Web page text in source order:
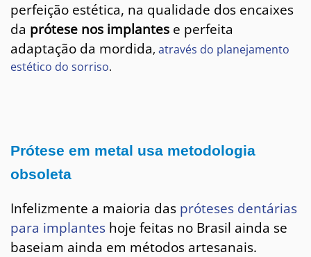
perfeição estética, na qualidade dos encaixes
da prótese nos implantes e perfeita
adaptação da mordida, através do planejamento
estético do sorriso.
Prótese em metal usa metodologia
obsoleta
Infelizmente a maioria das próteses dentárias
para implantes hoje feitas no Brasil ainda se
baseiam ainda em métodos artesanais.